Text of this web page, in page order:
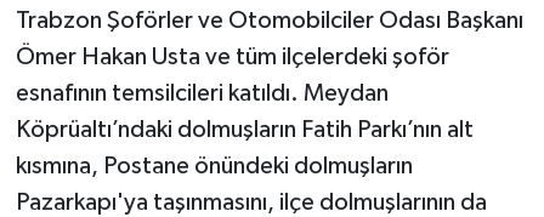
Trabzon Şoförler ve Otomobilciler Odası Başkanı
Ömer Hakan Usta ve tüm ilçelerdeki şoför
esnafının temsilcileri katıldı. Meydan
Köprüaltı’ndaki dolmuşların Fatih Parkı’nın alt
kısmına, Postane önündeki dolmuşların
Pazarkapı'ya taşınmasını, ilçe dolmuşlarının da